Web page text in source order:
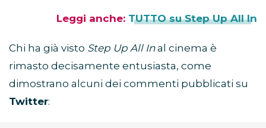
Leggi anche: TUTTO su Step Up All In
Chi ha già visto Step Up All Inal cinema è
rimasto decisamente entusiasta, come
dimostrano alcuni dei commenti pubblicati su
Twitter: